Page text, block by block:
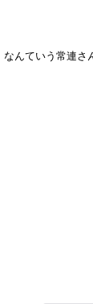
なんていう常連さ